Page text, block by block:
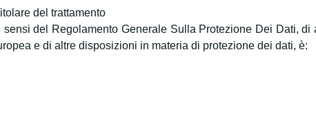
del trattamento
sensi del Regolamento Generale Sulla Protezione Dei Dati,
e di altre disposizioni in materia di protezione dei dati, è: